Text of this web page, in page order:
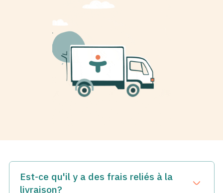
Est-ce qu'il y a des frais reliés à la
livraison?
Ouvrir le